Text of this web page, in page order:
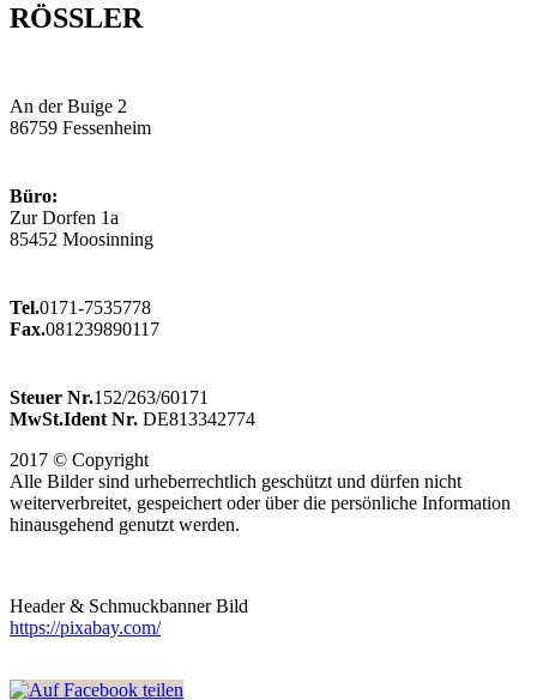
RÖSSLER
An der Buige 2
86759 Fessenheim
Büro:
Zur Dorfen 1a
85452 Moosinning
Tel.0171-7535778
Fax.081239890117
Steuer Nr.152/263/60171
MwSt.Ident Nr. DE813342774
2017 © Copyright
Alle Bilder sind urheberrechtlich geschützt und dürfen nicht
weiterverbreitet, gespeichert oder über die persönliche Information
hinausgehend genutzt werden.
Header & Schmuckbanner Bild
https://pixabay.com/